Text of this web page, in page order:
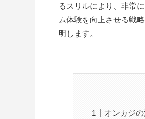
るスリルにより、非常
ム体験を向上させる戦
明します。
オンカジ